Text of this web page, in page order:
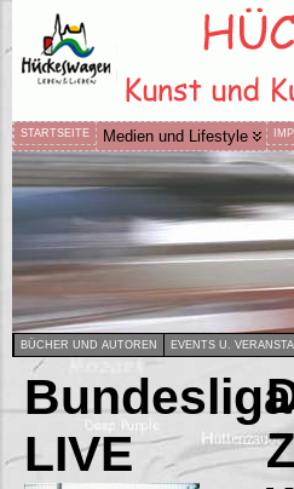
STARTSEITE Medien und Lifestyle
BÜCHER UND AUTOREN EVENTS U.
Bundesliga
LIVE